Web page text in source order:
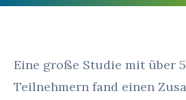
Eine große Studie mit über
Teilnehmern fand einen